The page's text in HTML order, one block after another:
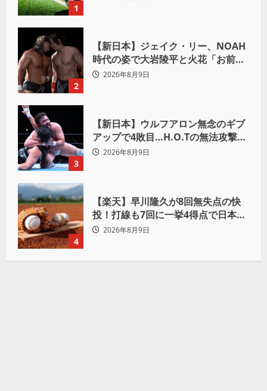
1
2
【新日本】ジェイク・リー、NOAH
時代の姿で大岩陵平と火花「お前の
おかげで、忘れてたもの思い出した
2026年8月9日
3
【新日本】ウルフアロン無念のギブ
アップで4敗目…H.O.Tの無法攻撃に
屈す「まだまだ俺自身の力はこんな
2026年8月9日
4
【楽天】早川隆久が8回無失点の快
投！打線も7回に一挙4得点で日本ハ
ムを完封
2026年8月9日